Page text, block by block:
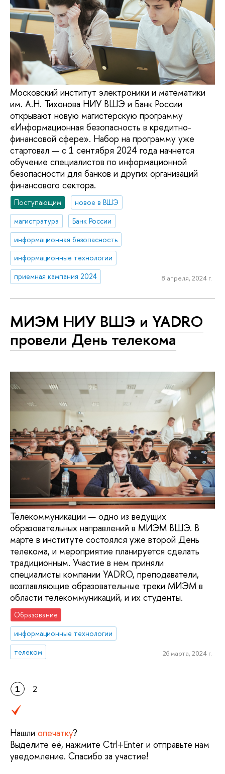
Московский институт электроники и математики
им. А.Н. Тихонова НИУ ВШЭ и Банк России
открывают новую магистерскую программу
«Информационная безопасность в кредитно-
финансовой сфере». Набор на программу уже
стартовал — с 1 сентября 2024 года начнется
обучение специалистов по информационной
безопасности для банков и других организаций
финансового сектора.
Поступающим
новое в ВШЭ
магистратура
Банк России
информационная безопасность
информационные технологии
приемная кампания 2024
8 апреля, 2024 г.
МИЭМ НИУ ВШЭ и YADRO
провели День телекома
Телекоммуникации — одно из ведущих
образовательных направлений в МИЭМ ВШЭ. В
марте в институте состоялся уже второй День
телекома, и мероприятие планируется сделать
традиционным. Участие в нем приняли
специалисты компании YADRO, преподаватели,
возглавляющие образовательные треки МИЭМ в
области телекоммуникаций, и их студенты.
Образование
информационные технологии
телеком
26 марта, 2024 г.
1 2
Нашли опечатку?
Выделите её, нажмите Ctrl+Enter и отправьте нам
уведомление. Спасибо за участие!